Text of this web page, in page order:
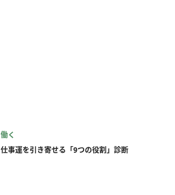
働く
仕事運を引き寄せる「9つの役割」診断